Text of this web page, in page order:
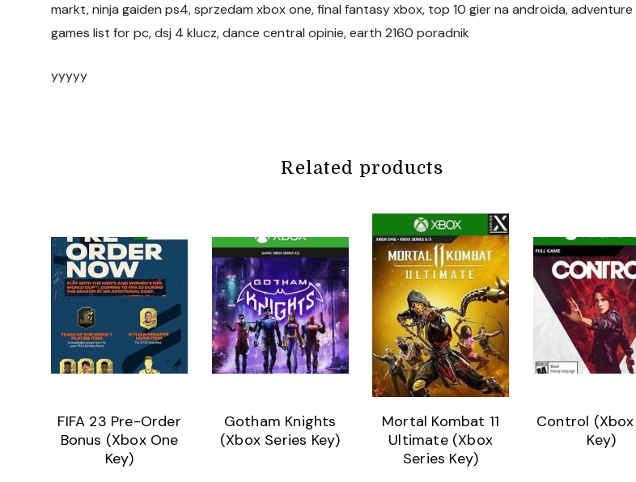
markt, ninja gaiden ps4, sprzedam xbox one, final fantasy xbox, top 10 gier na androida, adventure
games list for pc, dsj 4 klucz, dance central opinie, earth 2160 poradnik
yyyyy
Related products
FIFA 23 Pre-Order
Bonus (Xbox One
Key)
Gotham Knights
(Xbox Series Key)
Mortal Kombat 11
Ultimate (Xbox
Series Key)
Control
Key)